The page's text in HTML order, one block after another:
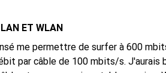
ET WLAN
me permettre de surfer à 600
mbits/s. J'aurais besoin de quelque chose